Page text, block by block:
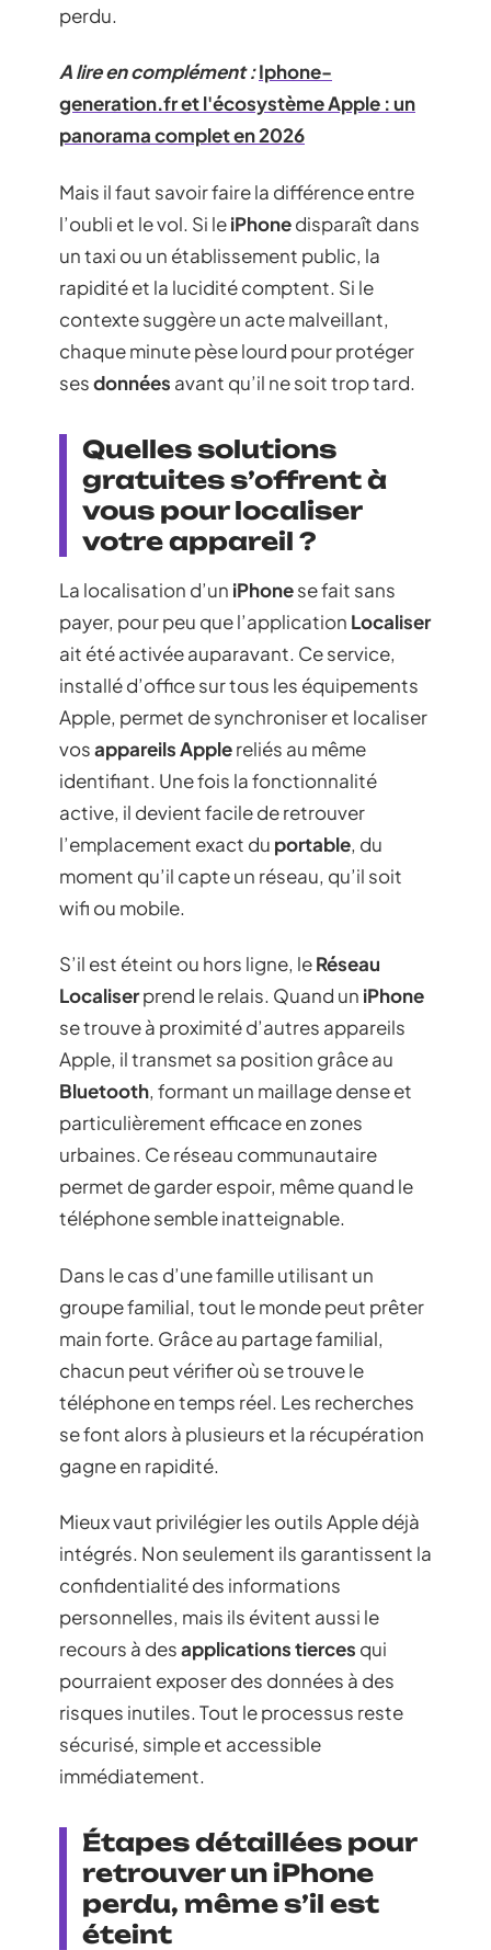
perdu.
A lire en complément :Iphone-
generation.fr et l'écosystème Apple : un
panorama complet en 2026
Mais il faut savoir faire la différence entre
l’oubli et le vol. Si leiPhonedisparaît dans
un taxi ou un établissement public, la
rapidité et la lucidité comptent. Si le
contexte suggère un acte malveillant,
chaque minute pèse lourd pour protéger
sesdonnées avant qu’il ne soit trop tard.
Quelles solutions
gratuites s’offrent à
vous pour localiser
votre appareil ?
La localisation d’un iPhonese fait sans
payer, pour peu que l’application Localiser
ait été activée auparavant. Ce service,
installé d’office sur tous les équipements
Apple, permet de synchroniser et localiser
vosappareils Applereliés au même
identifiant. Une fois la fonctionnalité
active, il devient facile de retrouver
l’emplacement exact du portable, du
moment qu’il capte un réseau, qu’il soit
wifi ou mobile.
S’il est éteint ou hors ligne, leRéseau
Localiserprend le relais. Quand un iPhone
se trouve à proximité d’autres appareils
Apple, il transmet sa position grâce au
Bluetooth, formant un maillage dense et
particulièrement efficace en zones
urbaines. Ce réseau communautaire
permet de garder espoir, même quand le
téléphone semble inatteignable.
Dans le cas d’une famille utilisant un
groupe familial, tout le monde peut prêter
main forte. Grâce au partage familial,
chacun peut vérifier où se trouve le
téléphone en temps réel. Les recherches
se font alors à plusieurs et la récupération
gagne en rapidité.
Mieux vaut privilégier les outils Apple déjà
intégrés. Non seulement ils garantissent la
confidentialité des informations
personnelles, mais ils évitent aussi le
recours à desapplications tierces qui
pourraient exposer des données à des
risques inutiles. Tout le processus reste
sécurisé, simple et accessible
immédiatement.
Étapes détaillées pour
retrouver un iPhone
perdu, même s’il est
éteint